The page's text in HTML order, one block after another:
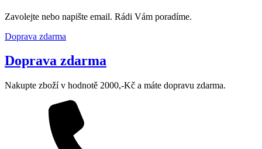
Zavolejte nebo napište email. Rádi Vám poradíme.
Doprava zdarma
Doprava zdarma
Nakupte zboží v hodnotě 2000,-Kč a máte dopravu zdarma.